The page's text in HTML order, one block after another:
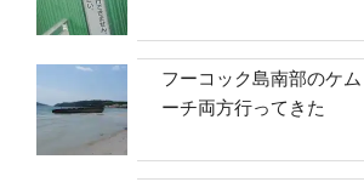
フーコック島南部のケ
ーチ両方行ってきた